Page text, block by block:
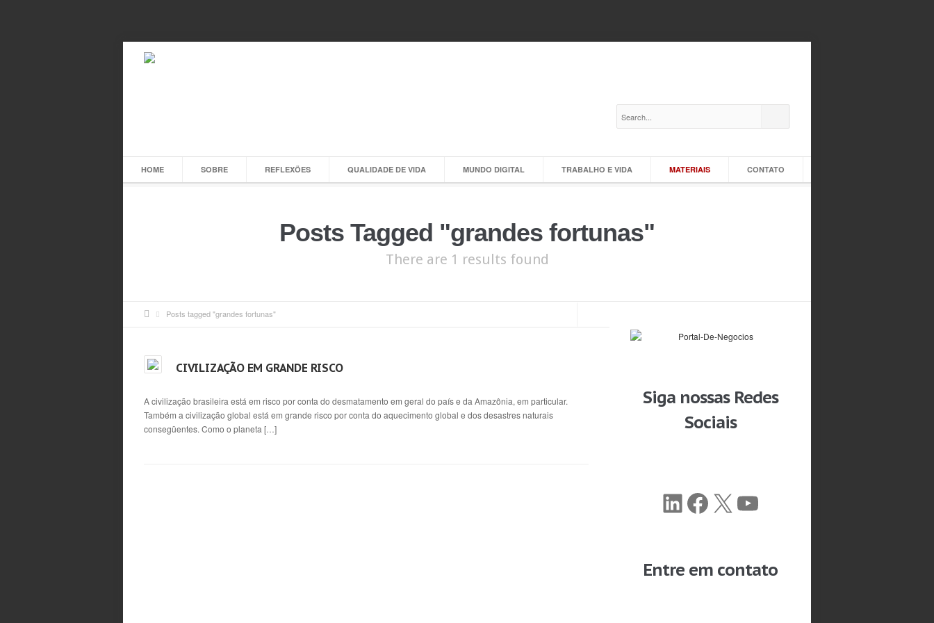
HOME SOBRE REFLEXÕES QUALIDADE DE VIDA MUNDO DIGITAL TRABALHO E VIDA MATERIAIS CONTATO
Posts Tagged "grandes fortunas"
There are 1 results found
Posts tagged "grandes fortunas"
CIVILIZAÇÃO EM GRANDE RISCO
A civilização brasileira está em risco por conta do desmatamento em geral do país e da Amazônia, em particular.
Também a civilização global está em grande risco por conta do aquecimento global e dos desastres naturais
consegüentes. Como o planeta […]
Siga nossas Redes
Sociais
LinkedIn
Facebook
X Youtube
Entre em contato